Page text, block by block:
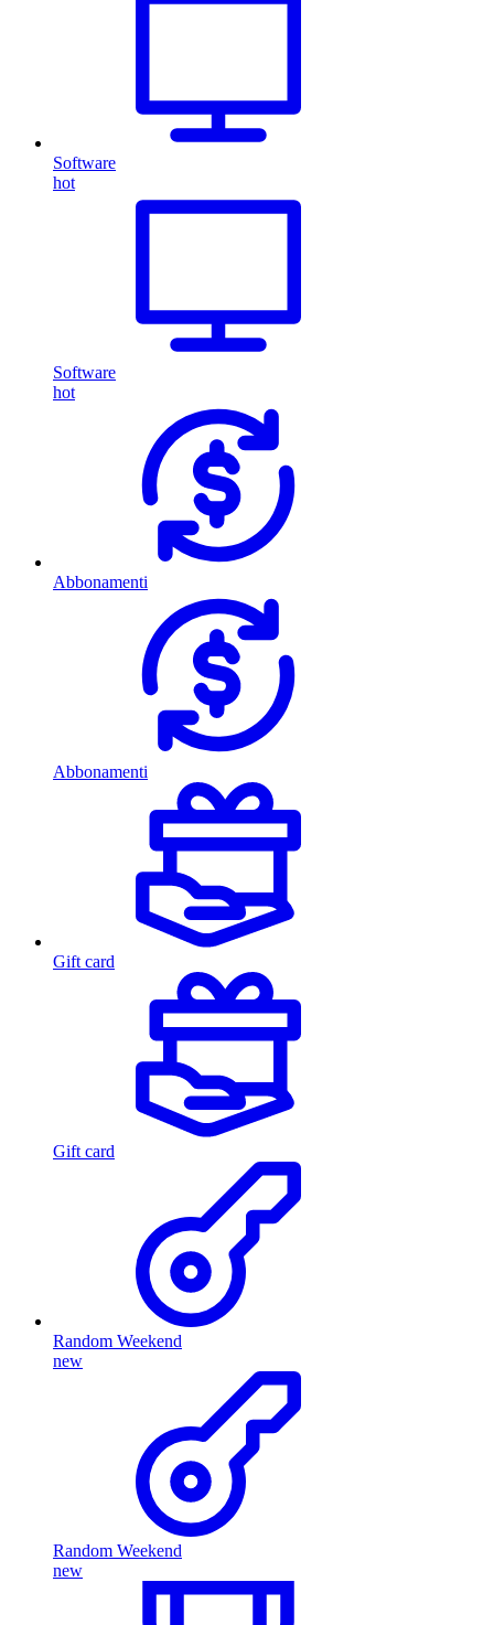
Software
hot
Software
hot
Abbonamenti
Abbonamenti
Gift card
Gift card
Random Weekend
new
Random Weekend
new